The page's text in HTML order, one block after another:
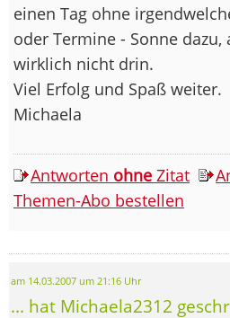
einen Tag ohne
oder Termine - Sonne
wirklich nicht drin.
Viel Erfolg und Spaß weiter.
Michaela
Antworten ohne Zitat
Themen-Abo bestellen
am 14.03.2007 um 21:16 Uhr
... hat Michaela2312